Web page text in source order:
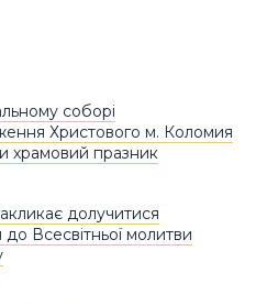
соборі
Христового м. Коломия
храмовий празник
долучитися
Всесвітньої молитви